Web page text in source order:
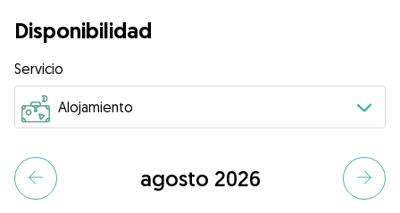
Disponibilidad
Servicio
agosto 2026